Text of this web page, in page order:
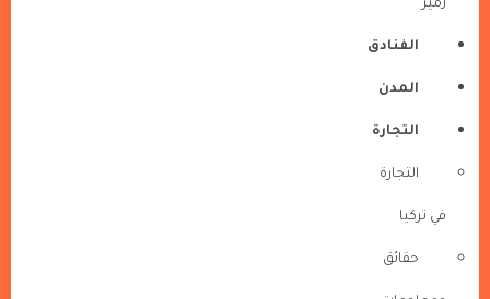
زمير
الفنادق
المدن
التجارة
التجارة
في تركيا
حقائق